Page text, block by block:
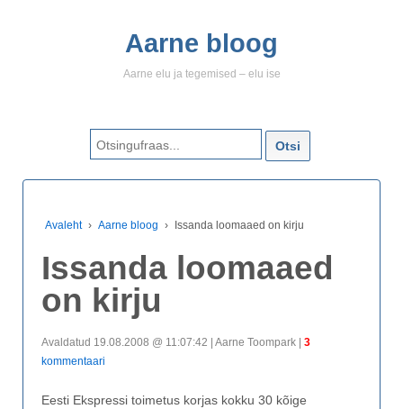
Aarne bloog
Aarne elu ja tegemised – elu ise
Search for:
Avaleht › Aarne bloog › Issanda loomaaed on kirju
Issanda loomaaed
on kirju
Avaldatud 19.08.2008 @ 11:07:42 | Aarne Toompark | 3
kommentaari
Eesti Ekspressi toimetus korjas kokku 30 kõige